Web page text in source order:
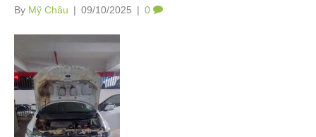
By Mỹ Châu | 09/10/2025 | 0